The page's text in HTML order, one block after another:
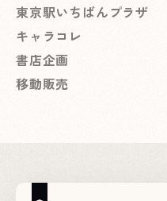
東京駅いちばんプラザ
キャラコレ
書店企画
移動販売